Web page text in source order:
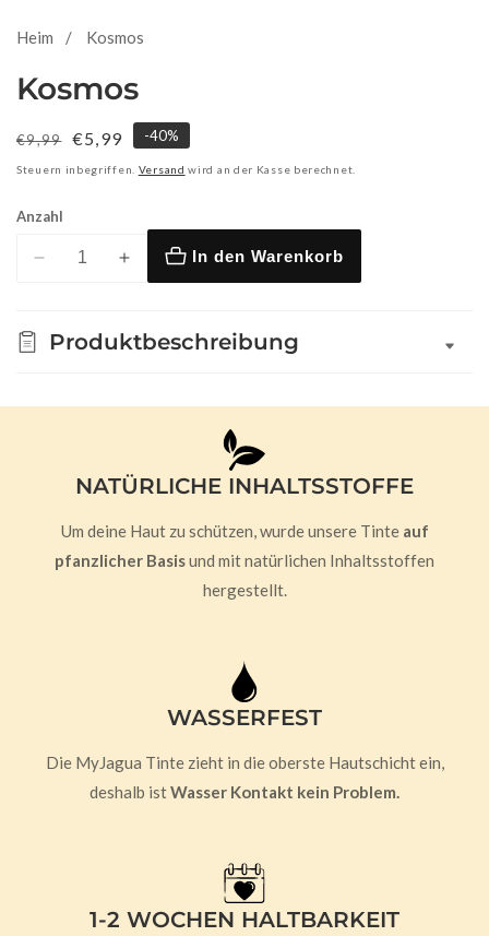
Heim Kosmos
Kosmos
Normaler
Preis
€9,99 Verkaufspreis
€5,99 -40%
Steuern inbegriffen. Versand wird an der Kasse berechnet.
Anzahl
Verringere
für
Erhöhe
für
In den Warenkorb
Produktbeschreibung
NATÜRLICHE INHALTSSTOFFE
Um deine Haut zu schützen, wurde unsere Tinte auf
pfanzlicher Basisund mit natürlichen Inhaltsstoffen
hergestellt.
WASSERFEST
Die MyJagua Tinte zieht in die oberste Hautschicht ein,
deshalb istWasser Kontakt kein Problem.
1-2 WOCHEN HALTBARKEIT